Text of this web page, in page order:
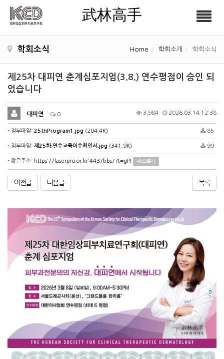
武林高手
武林高手
학회소식 Home 학회소개 학회소식
제25차 대피연 춘계심포지엄(3.8.) 연수평점이 승인 되
었습니다
대피연 0 3,984 2026.03.14 12:38
- 첨부파일: 25thProgram1.jpg (204.4K) 85
- 첨부파일: 제25차.연수교육이수확인서.jpg (341.9K) 99
- 짧은주소: https://laserpro.or.kr:443/bbs/?t=gPI 주소복사
이전글 다음글 목록